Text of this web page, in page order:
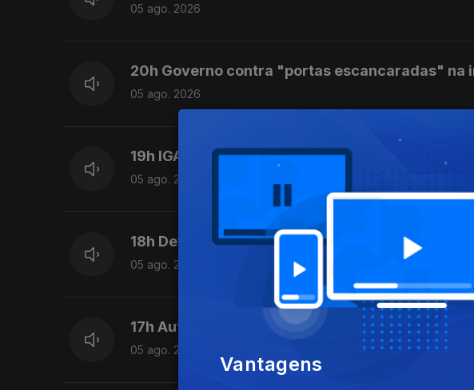
05 ago. 2026
20h Governo contra "portas escancaradas" na
05 ago. 2026
19h IGAS arquiva caso da grávida que perdeu o
05 ago. 2026
18h Detido por tráfico encontrado morto em cela
05 ago. 2026
17h Autoridades apreenderam mais cocaína em
05 ago. 2026
Vantagens